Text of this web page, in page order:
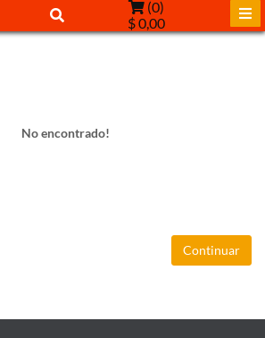
(0)
$ 0,00
No encontrado!
Continuar